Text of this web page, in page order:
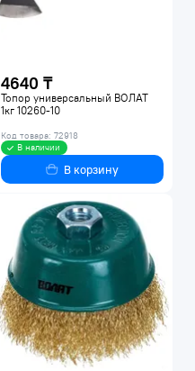
4640 ₸
Топор универсальный ВОЛАТ
1кг 10260-10
Код товара: 72918
В наличии
В корзину